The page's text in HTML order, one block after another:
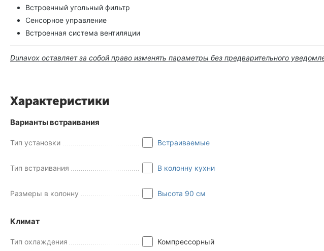
Встроенный угольный фильтр
Сенсорное управление
Встроенная система вентиляции
Dunavox оставляет за собой право изменять параметры без предварительного
Характеристики
Варианты встраивания
Тип установки Встраиваемые
Тип встраивания В колонну кухни
Размеры в колонну Высота 90 см
Климат
Тип охлаждения Компрессорный